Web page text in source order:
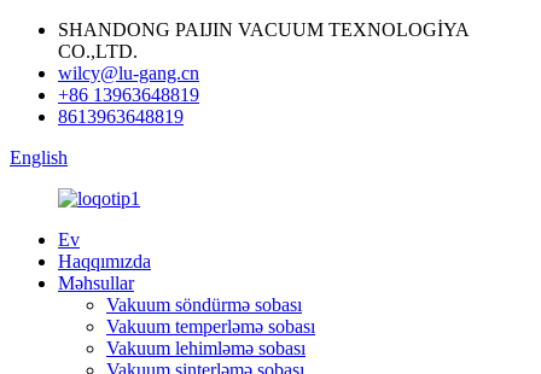
SHANDONG PAIJIN VACUUM TEXNOLOGİYA
CO.,LTD.
wilcy@lu-gang.cn
+86 13963648819
8613963648819
English
Ev
Haqqımızda
Məhsullar
Vakuum söndürmə sobası
Vakuum temperləmə sobası
Vakuum lehimləmə sobası
Vakuum sinterləmə sobası